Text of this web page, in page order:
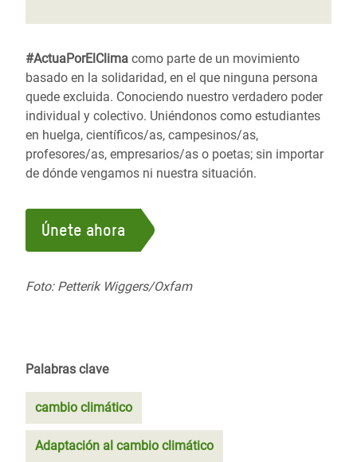
#ActuaPorElClima como parte de un movimiento
basado en la solidaridad, en el que ninguna persona
quede excluida. Conociendo nuestro verdadero poder
individual y colectivo. Uniéndonos como estudiantes
en huelga, científicos/as, campesinos/as,
profesores/as, empresarios/as o poetas; sin importar
de dónde vengamos ni nuestra situación.
Únete ahora
Foto: Petterik Wiggers/Oxfam
Palabras clave
cambio climático
Adaptación al cambio climático